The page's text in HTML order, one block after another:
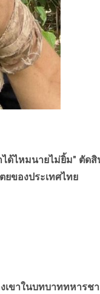
ได้ไหมนายไม่ยิ้ม" ตัด
ของประเทศไทย
ขาในบทบาททหารช